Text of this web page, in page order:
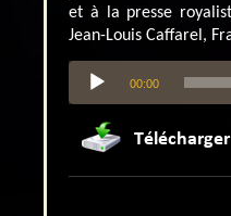
et à la presse
Jean-Louis Caffarel,
Lecteur
audio
00:00